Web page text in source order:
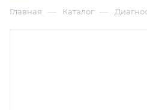
Главная — Каталог —